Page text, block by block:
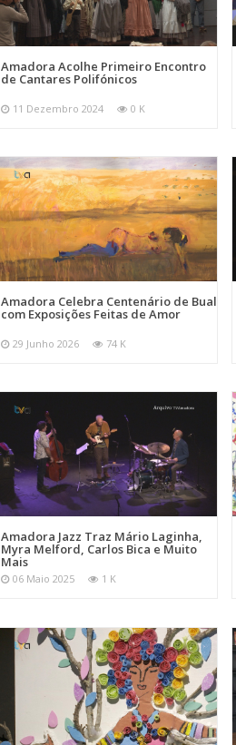
Amadora Acolhe Primeiro Encontro
de Cantares Polifónicos
11 Dezembro 2024 0 K
Amadora Celebra Centenário de Bual
com Exposições Feitas de Amor
29 Junho 2026 74 K
Amadora Jazz Traz Mário Laginha,
Myra Melford, Carlos Bica e Muito
Mais
06 Maio 2025 1 K